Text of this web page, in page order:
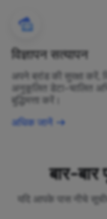
विज्ञापन सत्यापन
अपने ब्रांड की सुरक्षा करें,
अनुकूलित डेटा-चालित
बुद्धिमत्ता करें।
अधिक जानें
बार-
यदि आपके पास नीचे